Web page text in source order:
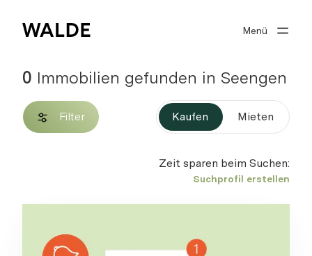
Menü
Immobilienwelt
Immobilienwissen
Über Walde
0 Merkliste
0 Immobilien gefunden in Seengen
Filter Kaufen Mieten
Zeit sparen beim Suchen:
Suchprofil erstellen